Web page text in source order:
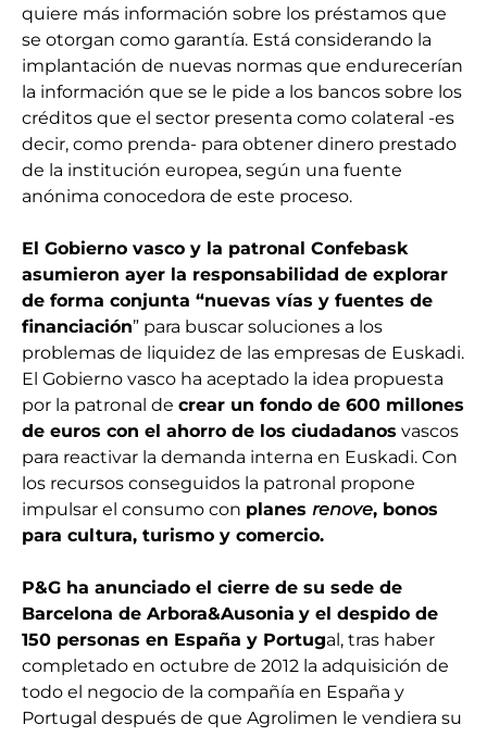
quiere más información sobre los préstamos que
se otorgan como garantía. Está considerando la
implantación de nuevas normas que endurecerían
la información que se le pide a los bancos sobre los
créditos que el sector presenta como colateral -es
decir, como prenda- para obtener dinero prestado
de la institución europea, según una fuente
anónima conocedora de este proceso.
El Gobierno vasco y la patronal Confebask
asumieron ayer la responsabilidad de explorar
de forma conjunta “nuevas vías y fuentes de
financiación” para buscar soluciones a los
problemas de liquidez de las empresas de Euskadi.
El Gobierno vasco ha aceptado la idea propuesta
por la patronal de crear un fondo de 600 millones
de euros con el ahorro de los ciudadanos vascos
para reactivar la demanda interna en Euskadi. Con
los recursos conseguidos la patronal propone
impulsar el consumo con planes renove, bonos
para cultura, turismo y comercio.
P&G ha anunciado el cierre de su sede de
Barcelona de Arbora&Ausonia y el despido de
150 personas en España y Portugal, tras haber
completado en octubre de 2012 la adquisición de
todo el negocio de la compañía en España y
Portugal después de que Agrolimen le vendiera su